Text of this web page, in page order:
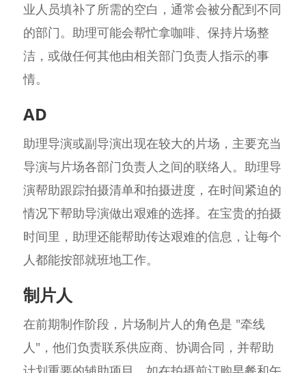
业人员填补了所需的空白，通常会被分配到不同
的部门。助理可能会帮忙拿咖啡、保持片场整
洁，或做任何其他由相关部门负责人指示的事
情。
AD
助理导演或副导演出现在较大的片场，主要充当
导演与片场各部门负责人之间的联络人。助理导
演帮助跟踪拍摄清单和拍摄进度，在时间紧迫的
情况下帮助导演做出艰难的选择。在宝贵的拍摄
时间里，助理还能帮助传达艰难的信息，让每个
人都能按部就班地工作。
制片人
在前期制作阶段，片场制片人的角色是 "牵线
人"，他们负责联系供应商、协调合同，并帮助